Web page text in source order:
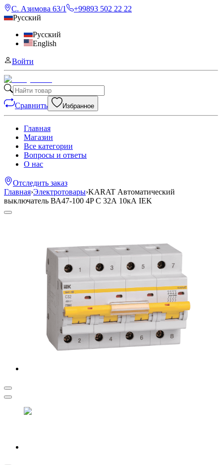
С. Азимова 63/1
+99893 502 22 22
Русский
Русский
English
Войти
Сравнить Избранное
Главная
Магазин
Все категории
Вопросы и ответы
О нас
Отследить заказ
Главная›Электротовары›KARAT Автоматический
выключатель ВА47-100 4P C 32А 10кА IEK